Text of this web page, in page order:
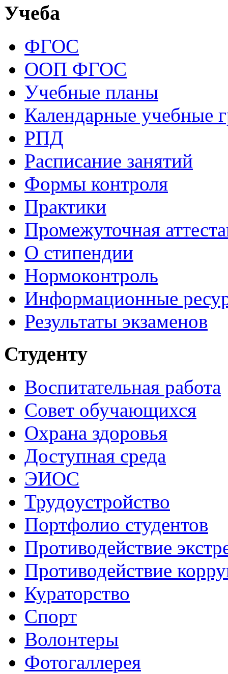
Учеба
ФГОС
ООП ФГОС
Учебные планы
Календарные учебные
РПД
Расписание занятий
Формы контроля
Практики
Промежуточная
О стипендии
Нормоконтроль
Информационные
Результаты экзаменов
Студенту
Воспитательная работа
Совет обучающихся
Охрана здоровья
Доступная среда
ЭИОС
Трудоустройство
Портфолио студентов
Противодействие
Противодействие
Кураторство
Спорт
Волонтеры
Фотогаллерея